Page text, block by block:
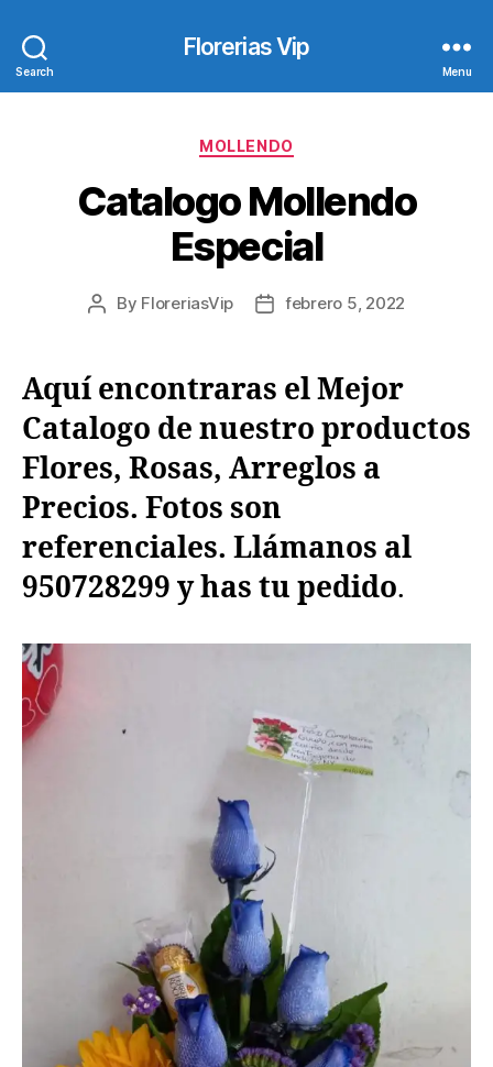
Search
Florerias Vip
Menu
Categories
MOLLENDO
Catalogo Mollendo
Especial
Post
By FloreriasVip
Postfebrero 5, 2022
Aquí encontraras el Mejor
Catalogo de nuestro productos
Flores, Rosas, Arreglos a
Precios. Fotos son
referenciales. Llámanos al
950728299 y has tu pedido.